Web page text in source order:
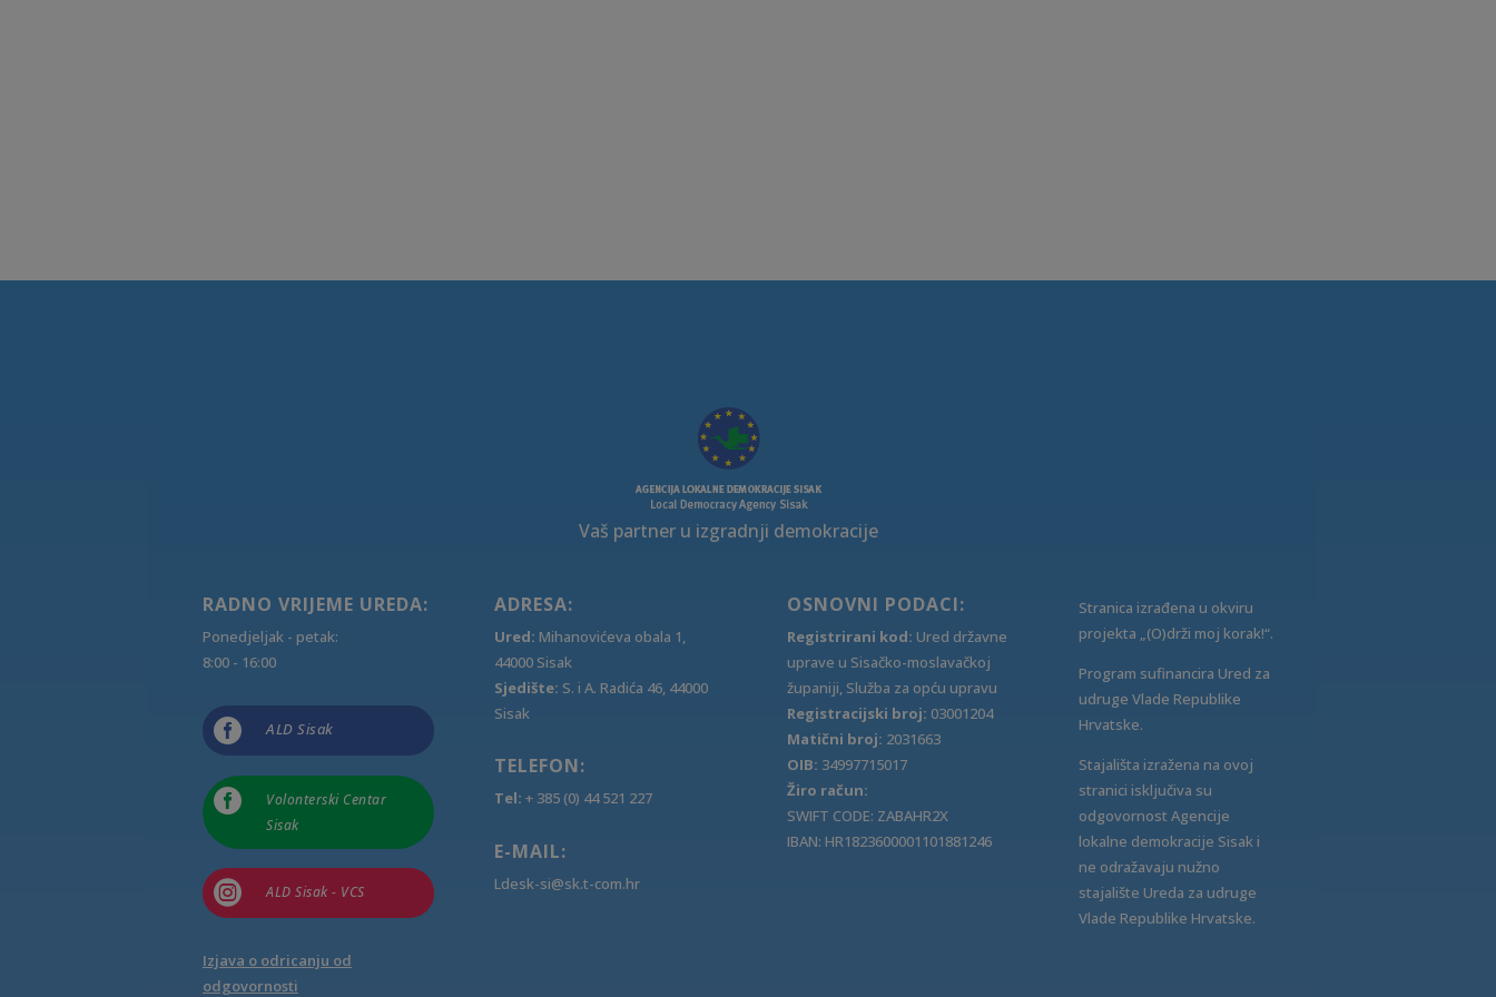
Vaš partner u izgradnji demokracije
RADNO VRIJEME UREDA:
Ponedjeljak - petak:
8:00 - 16:00
 ALD Sisak

Volonterski Centar
Sisak
 ALD Sisak - VCS
Izjava o odricanju od
odgovornosti
ADRESA:
Ured: Mihanovićeva obala 1,
44000 Sisak
Sjedište: S. i A. Radića 46, 44000
Sisak
TELEFON:
Tel: + 385 (0) 44 521 227
E-MAIL:
Ldesk-si@sk.t-com.hr
OSNOVNI PODACI:
Registrirani kod: Ured državne
uprave u Sisačko-moslavačkoj
županiji, Služba za opću upravu
Registracijski broj: 03001204
Matični broj: 2031663
OIB: 34997715017
Žiro račun:
SWIFT CODE: ZABAHR2X
IBAN: HR1823600001101881246
Stranica izrađena u okviru
projekta „(O)drži moj korak!“.
Program sufinancira Ured za
udruge Vlade Republike
Hrvatske.
Stajališta izražena na ovoj
stranici isključiva su
odgovornost Agencije
lokalne demokracije Sisak i
ne odražavaju nužno
stajalište Ureda za udruge
Vlade Republike Hrvatske.